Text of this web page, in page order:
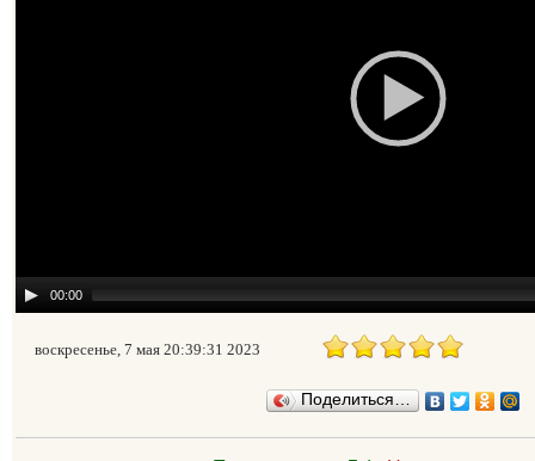
00:00
воскресенье, 7 мая 20:39:31 2023
Поделиться…